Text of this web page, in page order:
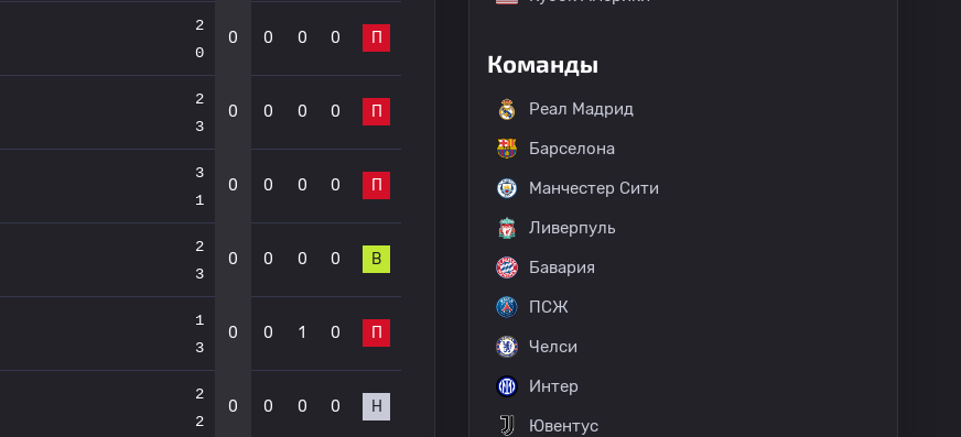
2
0
0 0 0 0 П
2
3
0 0 0 0 П
3
1
0 0 0 0 П
2
3
0 0 0 0 В
1
3
0 0 1 0 П
2
2
0 0 0 0 Н
Команды
Реал Мадрид
Барселона
Манчестер Сити
Ливерпуль
Бавария
ПСЖ
Челси
Интер
Ювентус